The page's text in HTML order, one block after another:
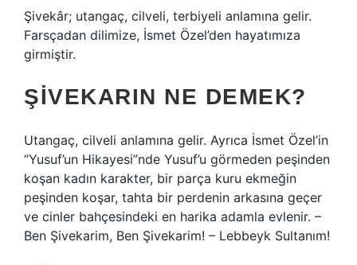
Şivekâr; utangaç, cilveli, terbiyeli anlamına gelir.
Farsçadan dilimize, İsmet Özel’den hayatımıza
girmiştir.
ŞIVEKARIN NE DEMEK?
Utangaç, cilveli anlamına gelir. Ayrıca İsmet Özel’in
“Yusuf’un Hikayesi”nde Yusuf’u görmeden peşinden
koşan kadın karakter, bir parça kuru ekmeğin
peşinden koşar, tahta bir perdenin arkasına geçer
ve cinler bahçesindeki en harika adamla evlenir. –
Ben Şivekarim, Ben Şivekarim! – Lebbeyk Sultanım!